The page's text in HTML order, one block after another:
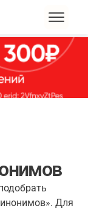
Для